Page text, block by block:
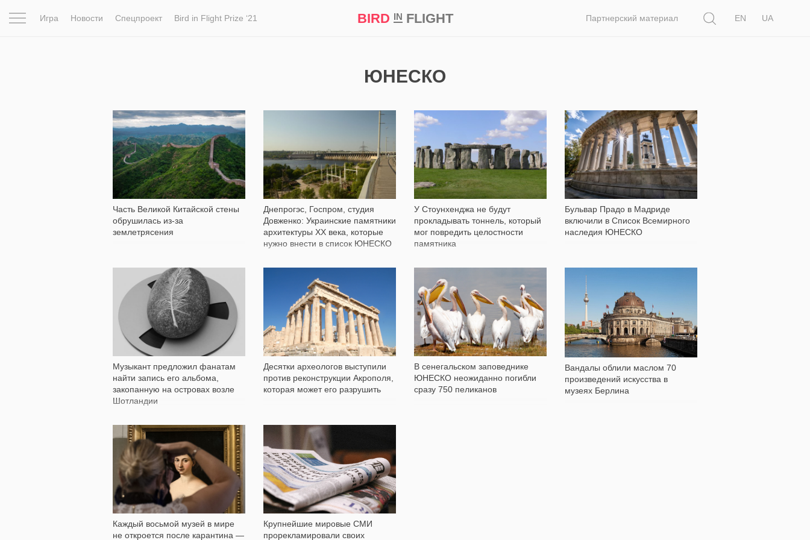
Игра Новости Спецпроект Bird in Flight Prize ‘21 BIRD INFLIGHT Партнерский материал
EN
UA
ЮНЕСКО
Часть Великой Китайской стены
обрушилась из-за
землетрясения
353
Днепрогэс, Госпром, студия
Довженко: Украинские памятники
архитектуры ХХ века, которые
нужно внести в список ЮНЕСКО
У Стоунхенджа не будут
прокладывать тоннель, который
мог повредить целостности
памятника
Бульвар Прадо в Мадриде
включили в Список Всемирного
наследия ЮНЕСКО
149
Музыкант предложил фанатам
найти запись его альбома,
закопанную на островах возле
Шотландии
176
Десятки археологов выступили
против реконструкции Акрополя,
которая может его разрушить
В сенегальском заповеднике
ЮНЕСКО неожиданно погибли
сразу 750 пеликанов
584
Вандалы облили маслом 70
произведений искусства в
музеях Берлина
Каждый восьмой музей в мире
не откроется после карантина —
477
Крупнейшие мировые СМИ
прорекламировали своих